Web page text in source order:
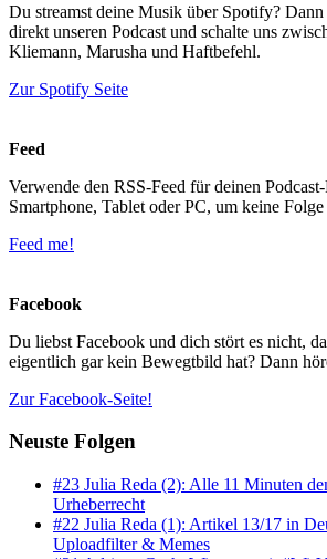
Du streamst deine Musik über Spotify?
direkt unseren Podcast und schalte uns
Kliemann, Marusha und Haftbefehl.
Zur Spotify Seite
Feed
Verwende den RSS-Feed für deinen
Smartphone, Tablet oder PC, um keine Folge
Feed me!
Facebook
Du liebst Facebook und dich stört es nicht,
eigentlich gar kein Bewegtbild hat? Dann
Zur Facebook-Seite!
Neuste Folgen
#23 Julia Reda (2): Alle 11 Minuten
Urheberrecht
#22 Julia Reda (1): Artikel 13/17 in
Uploadfilter & Memes